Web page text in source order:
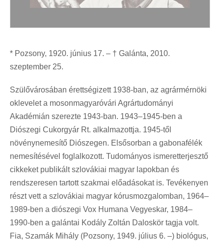
* Pozsony, 1920. június 17. – † Galánta, 2010.
szeptember 25.
Szülővárosában érettségizett 1938-ban, az agrármérnöki
oklevelet a mosonmagyaróvári Agrártudományi
Akadémián szerezte 1943-ban. 1943–1945-ben a
Diószegi Cukorgyár Rt. alkalmazottja. 1945-től
növénynemesítő Diószegen. Elsősorban a gabonafélék
nemesítésével foglalkozott. Tudományos ismeretterjesztő
cikkeket publikált szlovákiai magyar lapokban és
rendszeresen tartott szakmai előadásokat is. Tevékenyen
részt vett a szlovákiai magyar kórusmozgalomban, 1964–
1989-ben a diószegi Vox Humana Vegyeskar, 1984–
1990-ben a galántai Kodály Zoltán Daloskör tagja volt.
Fia, Szamák Mihály (Pozsony, 1949. július 6. –) biológus,